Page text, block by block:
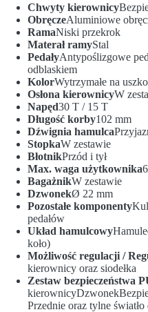
Chwyty kierownicy
ObręczeAluminiowe
RamaNiski przekrok
Materał ramyStal
PedałyAntypoślizgowe
odblaskiem
KolorWytrzymałe na
Osłona kierownicyW
Napęd30 T / 15 T
Długość korby102 mm
Dźwignia hamulca
StopkaW zestawie
BłotnikPrzód i tył
Max. waga użytkownika
BagażnikW zestawie
DzwonekØ 22 mm
Pozostałe komponenty
pedałów
Układ hamulcowy
koło)
Możliwość regulacji /
kierownicy oraz siodełka
Zestaw bezpieczeństwa
Przednie oraz tylne